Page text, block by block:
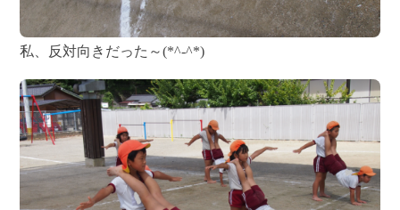
私、反対向きだった～(*^-^*)